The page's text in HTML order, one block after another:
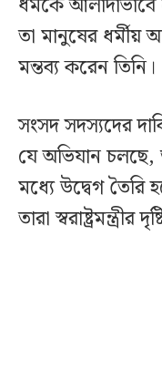
তা মানুষের
মন্তব্য করেন তিনি।
সংসদ সদস্যদের
যে অভিযান চলছে,
মধ্যে উদ্বেগ তৈরি
তারা